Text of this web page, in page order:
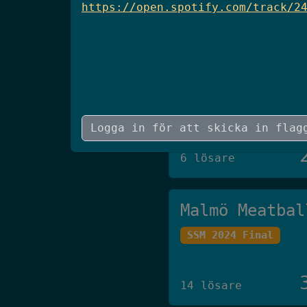
5 lösare
6 lösare
Malmö
SSM 2024 Final
14 lösare
https://open.spotify.com/track/